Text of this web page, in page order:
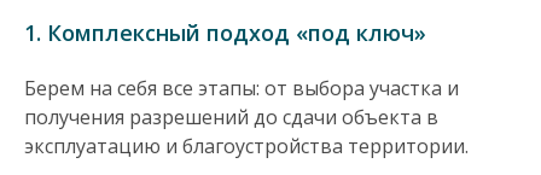
1. Комплексный подход «под ключ»
Берем на себя все этапы: от выбора участка и
получения разрешений до сдачи объекта в
эксплуатацию и благоустройства территории.